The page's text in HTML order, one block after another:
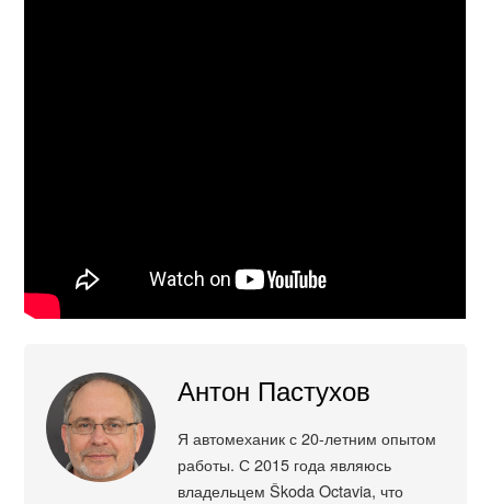
Антон Пастухов
Я автомеханик с 20-летним опытом
работы. С 2015 года являюсь
владельцем Škoda Octavia, что